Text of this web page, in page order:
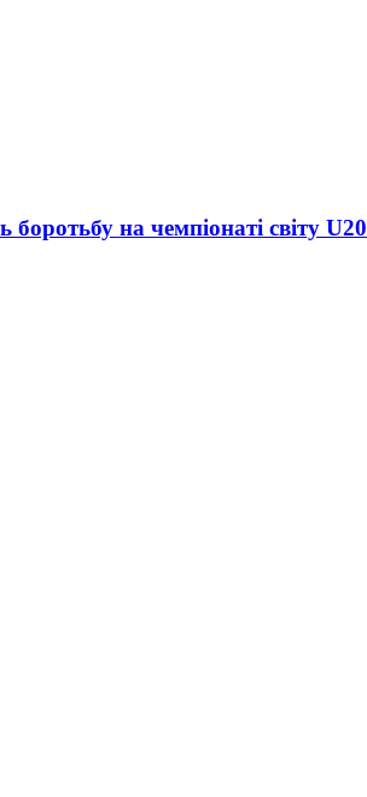
на чемпіонаті світу U20